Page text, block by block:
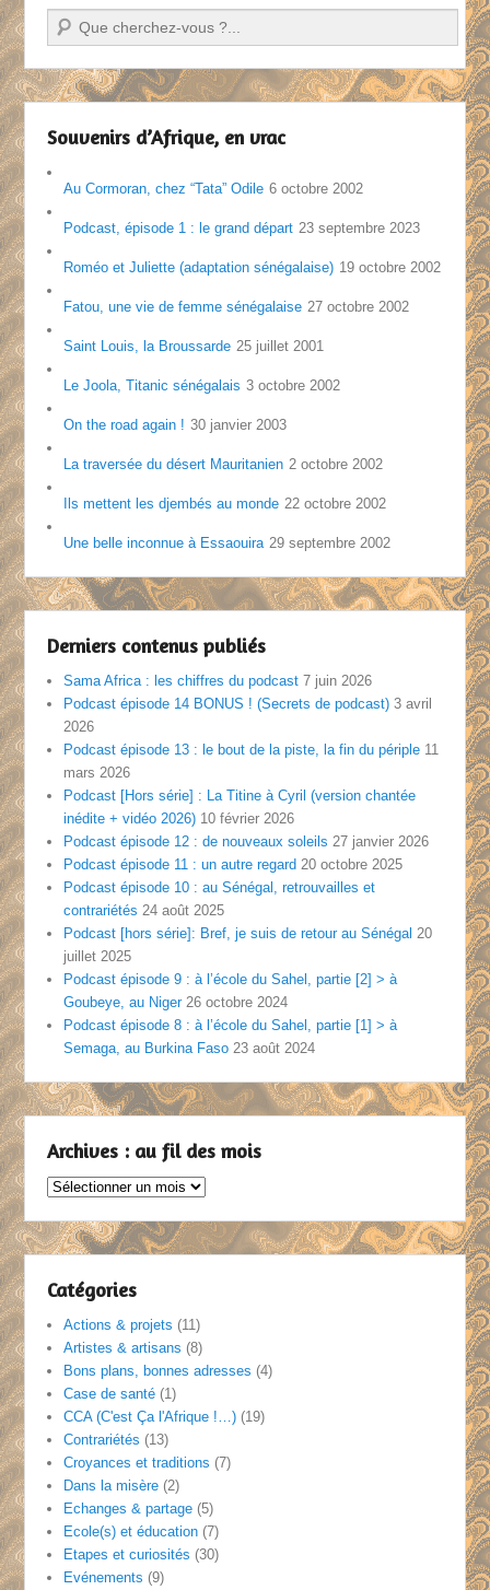
Recherche
Souvenirs d’Afrique, en vrac
Au Cormoran, chez “Tata” Odile 6 octobre 2002
Podcast, épisode 1 : le grand départ 23 septembre 2023
Roméo et Juliette (adaptation sénégalaise) 19 octobre 2002
Fatou, une vie de femme sénégalaise 27 octobre 2002
Saint Louis, la Broussarde 25 juillet 2001
Le Joola, Titanic sénégalais 3 octobre 2002
On the road again ! 30 janvier 2003
La traversée du désert Mauritanien 2 octobre 2002
Ils mettent les djembés au monde 22 octobre 2002
Une belle inconnue à Essaouira 29 septembre 2002
Derniers contenus publiés
Sama Africa : les chiffres du podcast 7 juin 2026
Podcast épisode 14 BONUS ! (Secrets de podcast) 3 avril
2026
Podcast épisode 13 : le bout de la piste, la fin du périple 11
mars 2026
Podcast [Hors série] : La Titine à Cyril (version chantée
inédite + vidéo 2026) 10 février 2026
Podcast épisode 12 : de nouveaux soleils 27 janvier 2026
Podcast épisode 11 : un autre regard 20 octobre 2025
Podcast épisode 10 : au Sénégal, retrouvailles et
contrariétés 24 août 2025
Podcast [hors série]: Bref, je suis de retour au Sénégal 20
juillet 2025
Podcast épisode 9 : à l’école du Sahel, partie [2] > à
Goubeye, au Niger 26 octobre 2024
Podcast épisode 8 : à l’école du Sahel, partie [1] > à
Semaga, au Burkina Faso 23 août 2024
Archives : au fil des mois
Archives
au
fil
des
Catégories
Actions & projets (11)
Artistes & artisans (8)
Bons plans, bonnes adresses (4)
Case de santé (1)
CCA (C'est Ça l'Afrique !…) (19)
Contrariétés (13)
Croyances et traditions (7)
Dans la misère (2)
Echanges & partage (5)
Ecole(s) et éducation (7)
Etapes et curiosités (30)
Evénements (9)